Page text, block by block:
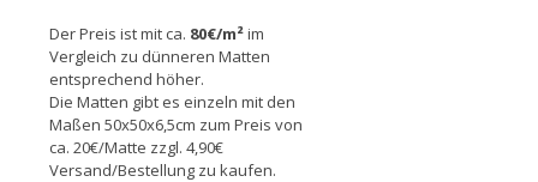
Der Preis ist mit ca. 80€/m²im
Vergleich zu dünneren Matten
entsprechend höher.
Die Matten gibt es einzeln mit den
Maßen 50x50x6,5cm zum Preis von
ca. 20€/Matte zzgl. 4,90€
Versand/Bestellung zu kaufen.